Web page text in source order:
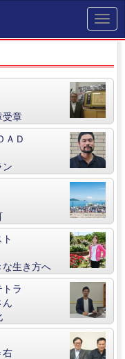
受章
ＡＤ
ン
な生き方へ
ラ
右